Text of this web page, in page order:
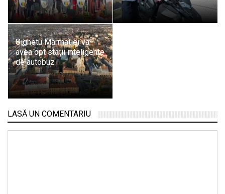
Sighetu Marmației va
avea opt stații inteligente
de autobuz
LASĂ UN COMENTARIU